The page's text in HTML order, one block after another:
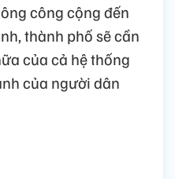
công cộng đến
thành phố sẽ cần
của cả hệ thống
của người dân